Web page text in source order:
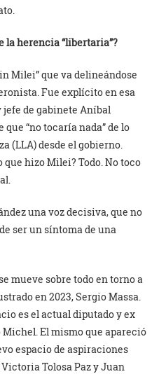
la herencia “libertaria”?
Milei” que va delineándose
Fue explícito en esa
de gabinete Aníbal
“no tocaría nada” de lo
(LLA) desde el gobierno.
que hizo Milei? Todo. No toco
una voz decisiva, que no
ser un síntoma de una
mueve sobre todo en torno a
en 2023, Sergio Massa.
es el actual diputado y ex
El mismo que apareció
espacio de aspiraciones
Tolosa Paz y Juan